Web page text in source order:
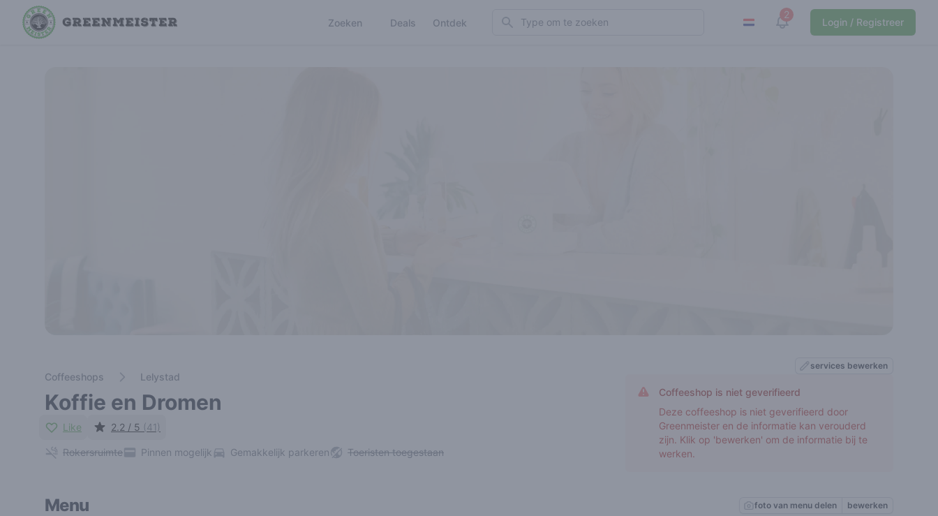
Zoeken Deals Ontdek Search 2
View notifications
Login / Registreer
Coffeeshops Lelystad
Koffie en Dromen
Like 2.2 / 5 (41)
Rokersruimte Pinnen mogelijk Gemakkelijk parkeren Toeristen toegestaan
services bewerken
Coffeeshop is niet geverifieerd
Deze coffeeshop is niet geverifieerd door
Greenmeister en de informatie kan verouderd
zijn. Klik op 'bewerken' om de informatie bij te
werken.
Menu foto van menu delen bewerken